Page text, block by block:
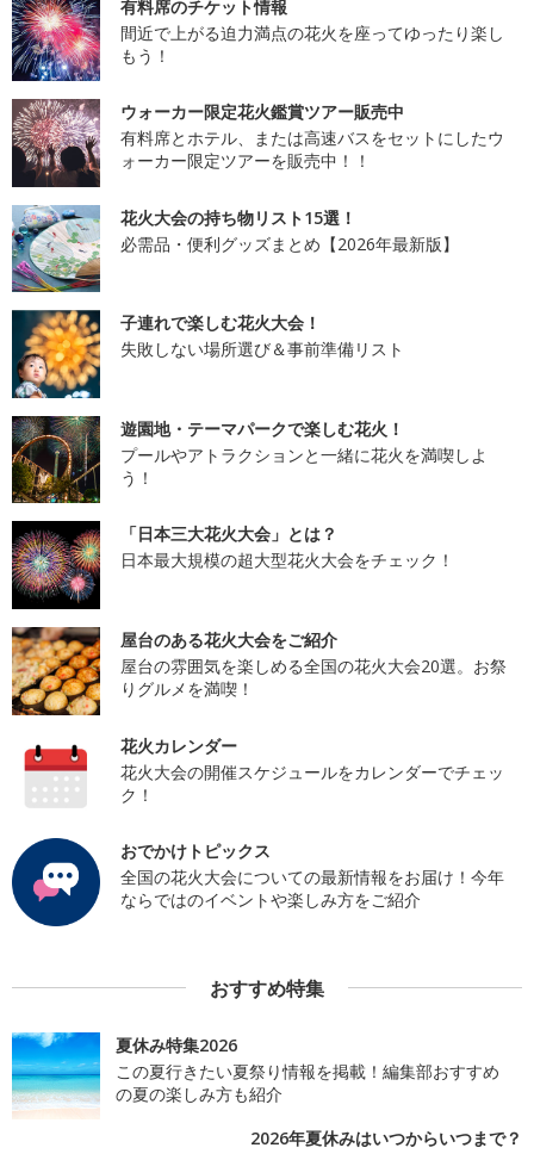
有料席のチケット情報
間近で上がる迫力満点の花火を座ってゆったり楽し
もう！
ウォーカー限定花火鑑賞ツアー販売中
有料席とホテル、または高速バスをセットにしたウ
ォーカー限定ツアーを販売中！！
花火大会の持ち物リスト15選！
必需品・便利グッズまとめ【2026年最新版】
子連れで楽しむ花火大会！
失敗しない場所選び＆事前準備リスト
遊園地・テーマパークで楽しむ花火！
プールやアトラクションと一緒に花火を満喫しよ
う！
「日本三大花火大会」とは？
日本最大規模の超大型花火大会をチェック！
屋台のある花火大会をご紹介
屋台の雰囲気を楽しめる全国の花火大会20選。お祭
りグルメを満喫！
花火カレンダー
花火大会の開催スケジュールをカレンダーでチェッ
ク！
おでかけトピックス
全国の花火大会についての最新情報をお届け！今年
ならではのイベントや楽しみ方をご紹介
おすすめ特集
夏休み特集2026
この夏行きたい夏祭り情報を掲載！編集部おすすめ
の夏の楽しみ方も紹介
2026年夏休みはいつからいつまで？